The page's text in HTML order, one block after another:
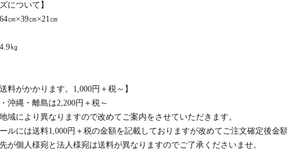
について】
㎝×39㎝×21㎝
㎏
送料がかかります。1,000円＋税～】
沖縄・離島は2,200円＋税～
域により異なりますので改めてご案内をさせていただきます。
ルには送料1,000円＋税の金額を記載しておりますが改めてご注文確定後金
が個人様宛と法人様宛は送料が異なりますのでご了承くださいませ。